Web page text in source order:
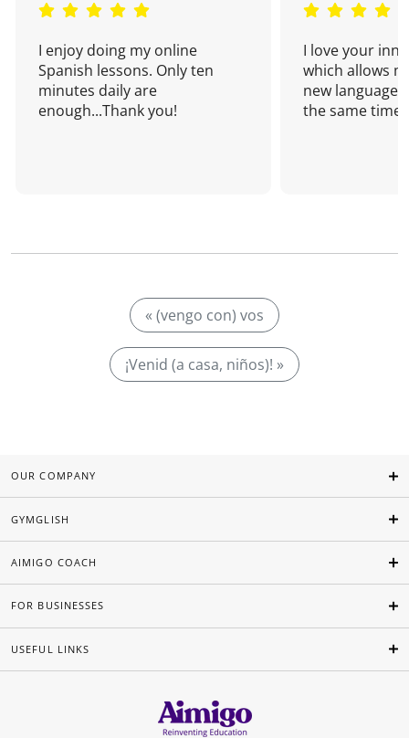
I enjoy doing my online
Spanish lessons. Only ten
minutes daily are
enough...Thank you!
I love your
which allows
new language
the same time!
« (vengo con) vos
¡Venid (a casa, niños)! »
OUR COMPANY
GYMGLISH
AIMIGO COACH
FOR BUSINESSES
USEFUL LINKS